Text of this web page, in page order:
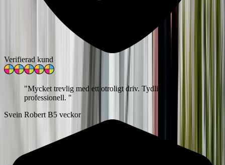
Verifierad kund
"Mycket trevlig med ett otroligt driv. Tydlig och
professionell. "
Svein Robert B5 veckor